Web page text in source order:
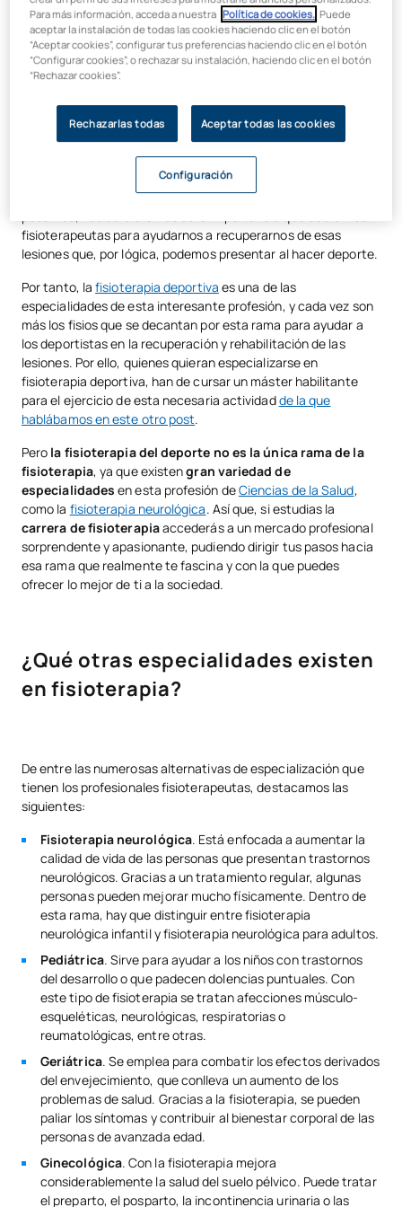
del conocimiento, ya que cada vez son más demandados los
profesionales que sean expertos en algún aspecto concreto
de su actividad profesional.
Con el paso de los años, la
número deespecialidades
. Y es que, la sociedad en general,
en algún momento de su vida, precisará de la ayuda de estos
especialistas para el abordaje de su patología o lesión
concreta. Si a esto le añadimos que cada vez somos más
conscientes de la importancia de la actividad física para llegar
a la edad avanzada con el estado de salud más óptimo que
fisioterapeutas para ayudarnos a recuperarnos de esas
lesiones que, por lógica, podemos presentar al hacer deporte.
Por tanto, lafisioterapia deportiva es una de las
especialidades de esta interesante profesión, y cada vez son
más los fisios que se decantan por esta rama para ayudar a
los deportistas en la recuperación y rehabilitación de las
lesiones. Por ello, quienes quieran especializarse en
fisioterapia deportiva, han de cursar un máster habilitante
para el ejercicio de esta necesaria actividadde la que
hablábamos en este otro post.
Pero la fisioterapia del deporte no es la única rama de la
fisioterapia, ya que existengran variedad de
especialidades en esta profesión deCiencias de la Salud,
como la fisioterapia neurológica. Así que, si estudias la
carrera de fisioterapiaaccederás a un mercado profesional
sorprendente y apasionante, pudiendo dirigir tus pasos hacia
esa rama que realmente te fascina y con la que puedes
ofrecer lo mejor de ti a la sociedad.
¿Qué otras especialidades existen
en fisioterapia?
De entre las numerosas alternativas de especialización que
tienen los profesionales fisioterapeutas, destacamos las
siguientes:
Fisioterapia neurológica. Está enfocada a aumentar la
calidad de vida de las personas que presentan trastornos
neurológicos. Gracias a un tratamiento regular, algunas
personas pueden mejorar mucho físicamente. Dentro de
esta rama, hay que distinguir entre fisioterapia
neurológica infantil y fisioterapia neurológica para adultos.
Pediátrica. Sirve para ayudar a los niños con trastornos
del desarrollo o que padecen dolencias puntuales. Con
este tipo de fisioterapia se tratan afecciones músculo-
esqueléticas, neurológicas, respiratorias o
reumatológicas, entre otras.
Geriátrica. Se emplea para combatir los efectos derivados
del envejecimiento, que conlleva un aumento de los
problemas de salud. Gracias a la fisioterapia, se pueden
paliar los síntomas y contribuir al bienestar corporal de las
personas de avanzada edad.
Ginecológica. Con la fisioterapia mejora
considerablemente la salud del suelo pélvico. Puede tratar
el preparto, el posparto, la incontinencia urinaria o las
Para más información, acceda a nuestra Política de cookies. . Puede
aceptar la instalación de todas las cookies haciendo clic en el botón
“Aceptar cookies”, configurar tus preferencias haciendo clic en el botón
“Configurar cookies”, o rechazar su instalación, haciendo clic en el botón
“Rechazar cookies”.
Rechazarlas todas Aceptar todas las cookies
Configuración